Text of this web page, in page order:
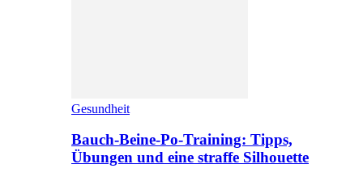
Gesundheit
Bauch-Beine-Po-Training: Tipps,
Übungen und eine straffe Silhouette